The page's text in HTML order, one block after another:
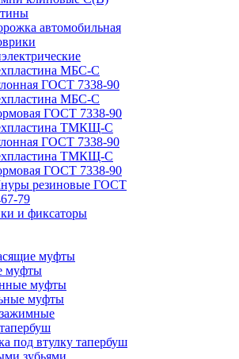
автомобильная
МБС-С
ГОСТ 7338-90
МБС-С
ГОСТ 7338-90
ТМКЩ-С
ГОСТ 7338-90
ТМКЩ-С
ГОСТ 7338-90
резиновые ГОСТ
79
и фиксаторы
муфты
муфты
муфты
муфты
под втулку тапербуш
зубьями